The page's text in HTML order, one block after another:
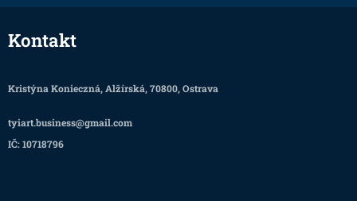
Kontakt
Kristýna Konieczná, Alžírská, 70800, Ostrava
tyiart.business@gmail.com
IČ: 10718796